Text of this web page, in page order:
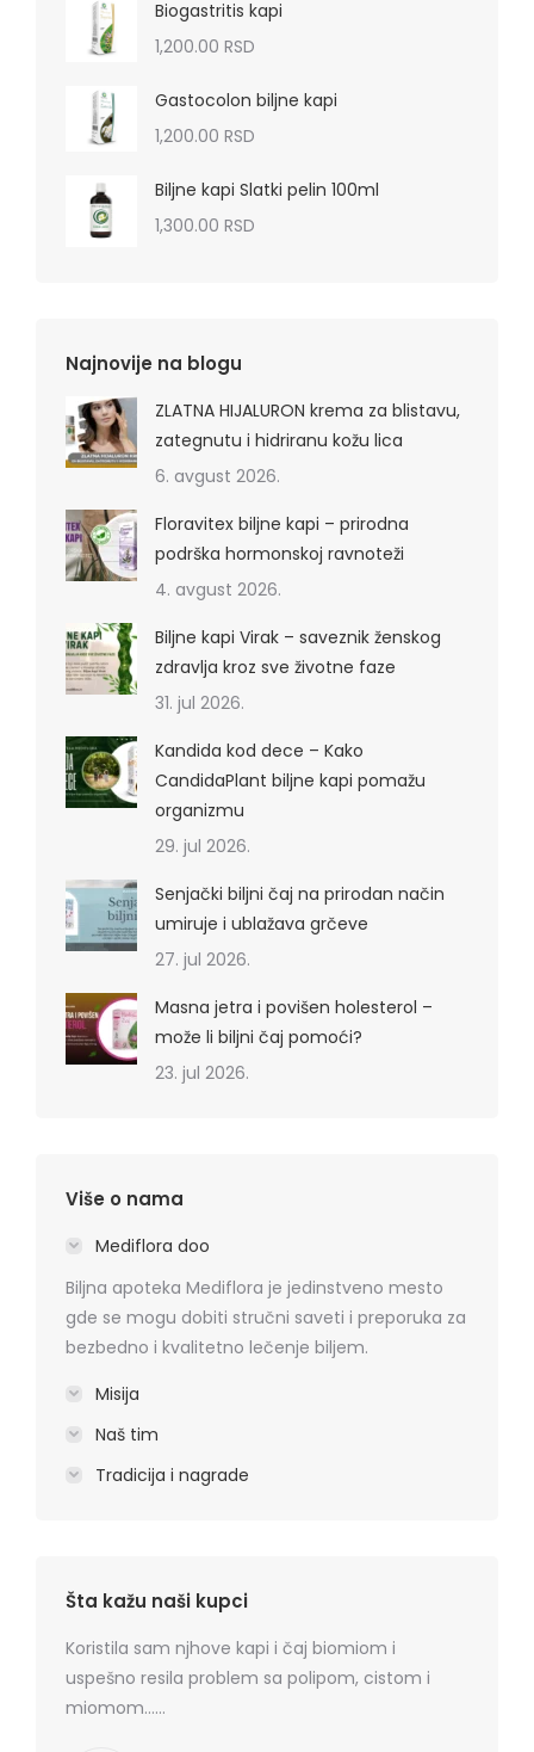
Biogastritis kapi
1,200.00 RSD
Gastocolon biljne kapi
1,200.00 RSD
Biljne kapi Slatki pelin 100ml
1,300.00 RSD
Najnovije na blogu
ZLATNA HIJALURON krema za blistavu,
zategnutu i hidriranu kožu lica
6. avgust 2026.
Floravitex biljne kapi – prirodna
podrška hormonskoj ravnoteži
4. avgust 2026.
Biljne kapi Virak – saveznik ženskog
zdravlja kroz sve životne faze
31. jul 2026.
Kandida kod dece – Kako
CandidaPlant biljne kapi pomažu
organizmu
29. jul 2026.
Senjački biljni čaj na prirodan način
umiruje i ublažava grčeve
27. jul 2026.
Masna jetra i povišen holesterol –
može li biljni čaj pomoći?
23. jul 2026.
Više o nama
Mediflora doo
Biljna apoteka Mediflora je jedinstveno mesto
gde se mogu dobiti stručni saveti i preporuka za
bezbedno i kvalitetno lečenje biljem.
Misija
Naš tim
Tradicija i nagrade
Šta kažu naši kupci
Koristila sam njhove kapi i čaj biomiom i
uspešno resila problem sa polipom, cistom i
miomom……